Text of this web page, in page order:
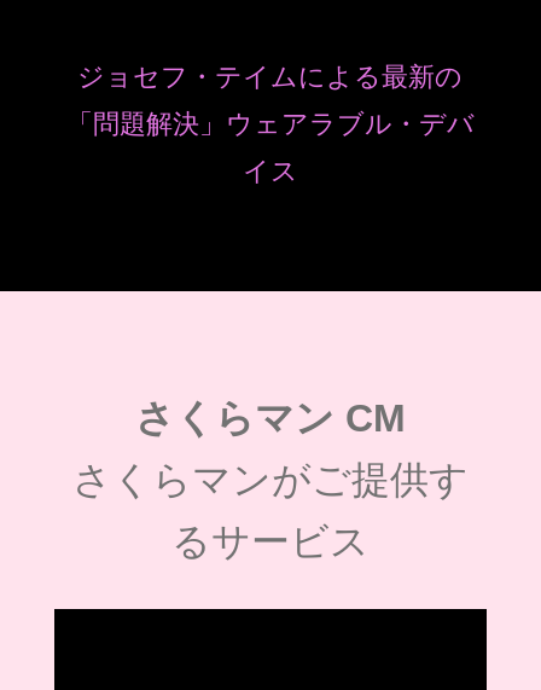
ジョセフ・テイムによる最新の
「問題解決」ウェアラブル・デバ
イス
さくらマン CM
さくらマンがご提供す
るサービス